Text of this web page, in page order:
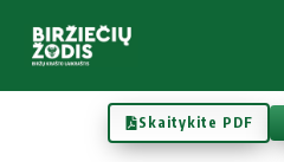
Skaitykite PDF